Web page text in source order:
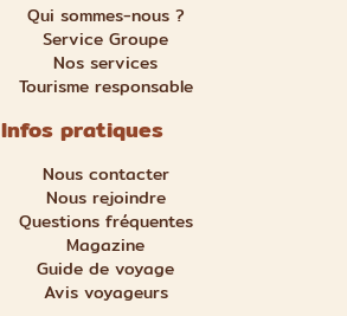
Qui sommes-nous ?
Service Groupe
Nos services
Tourisme responsable
Infos pratiques
Nous contacter
Nous rejoindre
Questions fréquentes
Magazine
Guide de voyage
Avis voyageurs